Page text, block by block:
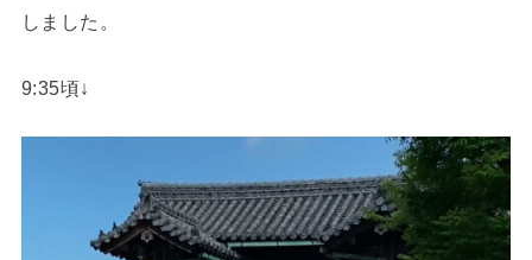
しました。
9:35頃↓